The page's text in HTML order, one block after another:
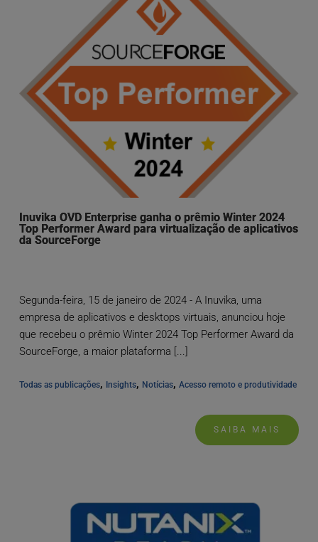
Inuvika OVD Enterprise ganha o prêmio Winter 2024
Top Performer Award para virtualização de aplicativos
da SourceForge
Segunda-feira, 15 de janeiro de 2024 - A Inuvika, uma
empresa de aplicativos e desktops virtuais, anunciou hoje
que recebeu o prêmio Winter 2024 Top Performer Award da
SourceForge, a maior plataforma [...]
Todas as publicações, Insights, Notícias, Acesso remoto e produtividade
SAIBA MAIS